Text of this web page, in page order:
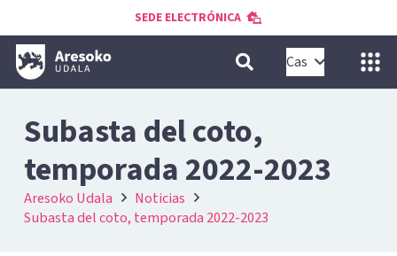
SEDE ELECTRÓNICA
Cas
Subasta del coto,
temporada 2022-2023
Aresoko Udala
Noticias
Subasta del coto, temporada 2022-2023